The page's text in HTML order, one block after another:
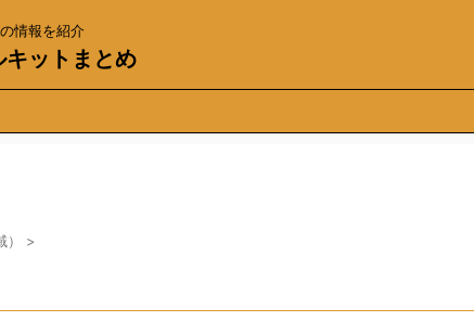
情報を紹介
ットまとめ
>